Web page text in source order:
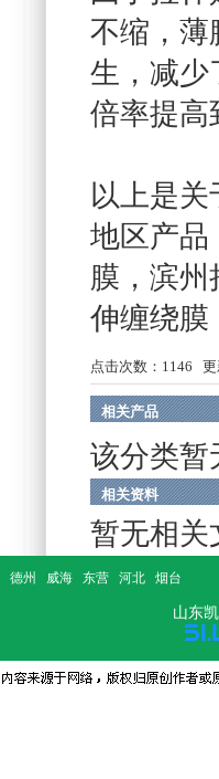
不缩，薄
生，减少
倍率提高
以上是
地区产
膜 ， 滨州
伸缠绕膜
点击次数： 1146 更
相关产品
该分类暂
相关资料
暂无相关
德州 威海 东营 河北 烟台
山东